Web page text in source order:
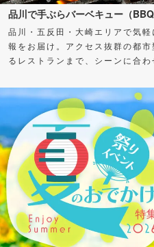
品川で手ぶらバーベキュー（
品川・五反田・大崎エリアで気
報をお届け。アクセス抜群の都
るレストランまで、シーンに合わ